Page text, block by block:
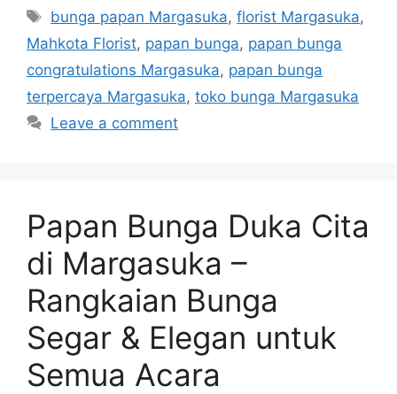
bunga papan Margasuka,florist Margasuka,
Mahkota Florist, papan bunga, papan bunga
congratulations Margasuka, papan bunga
terpercaya Margasuka, toko bunga Margasuka
Leave a comment
Papan Bunga Duka Cita
di Margasuka –
Rangkaian Bunga
Segar & Elegan untuk
Semua Acara